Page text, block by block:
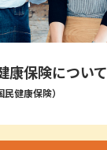
康保険について
民健康保険）